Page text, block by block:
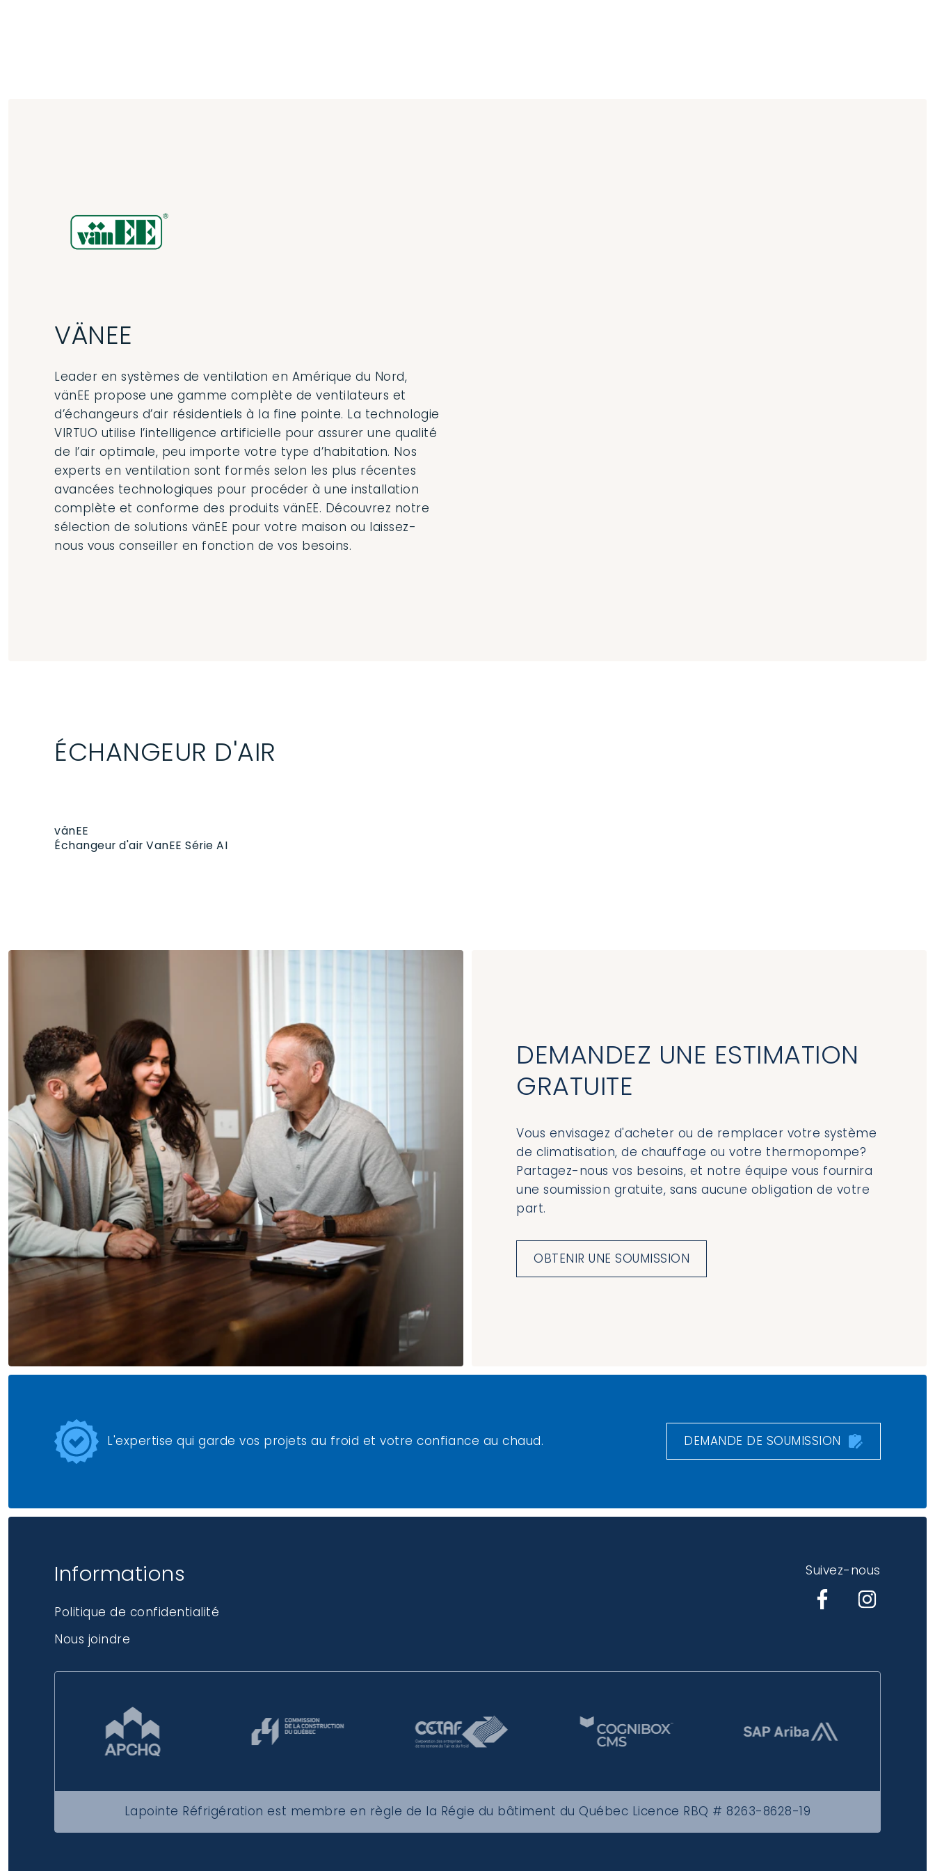
VÄNEE
Leader en systèmes de ventilation en Amérique du Nord,
vänEE propose une gamme complète de ventilateurs et
d’échangeurs d’air résidentiels à la fine pointe. La technologie
VIRTUO utilise l’intelligence artificielle pour assurer une qualité
de l’air optimale, peu importe votre type d’habitation. Nos
experts en ventilation sont formés selon les plus récentes
avancées technologiques pour procéder à une installation
complète et conforme des produits vänEE. Découvrez notre
sélection de solutions vänEE pour votre maison ou laissez-
nous vous conseiller en fonction de vos besoins.
ÉCHANGEUR D'AIR
vänEE
Échangeur d'air VanEE Série AI
DEMANDEZ UNE ESTIMATION
GRATUITE
Vous envisagez d'acheter ou de remplacer votre système
de climatisation, de chauffage ou votre thermopompe?
Partagez-nous vos besoins, et notre équipe vous fournira
une soumission gratuite, sans aucune obligation de votre
part.
OBTENIR UNE SOUMISSION
L'expertise qui garde vos projets au froid et votre confiance au chaud. DEMANDE DE SOUMISSION
Informations
Politique de confidentialité
Nous joindre
Suivez-nous
Lapointe Réfrigération est membre en règle de la Régie du bâtiment du Québec Licence RBQ # 8263-8628-19